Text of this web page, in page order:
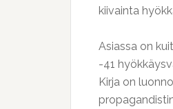
kiivainta
Asiassa on
-41
Kirja on